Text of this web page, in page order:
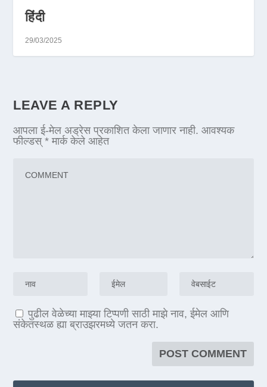
हिंदी
29/03/2025
LEAVE A REPLY
आपला ई-मेल अड्रेस प्रकाशित केला जाणार नाही. आवश्यक
फील्डस्* मार्क केले आहेत
पुढील वेळेच्या माझ्या टिप्पणी साठी माझे नाव, ईमेल आणि
संकेतस्थळ ह्या ब्राउझरमध्ये जतन करा.